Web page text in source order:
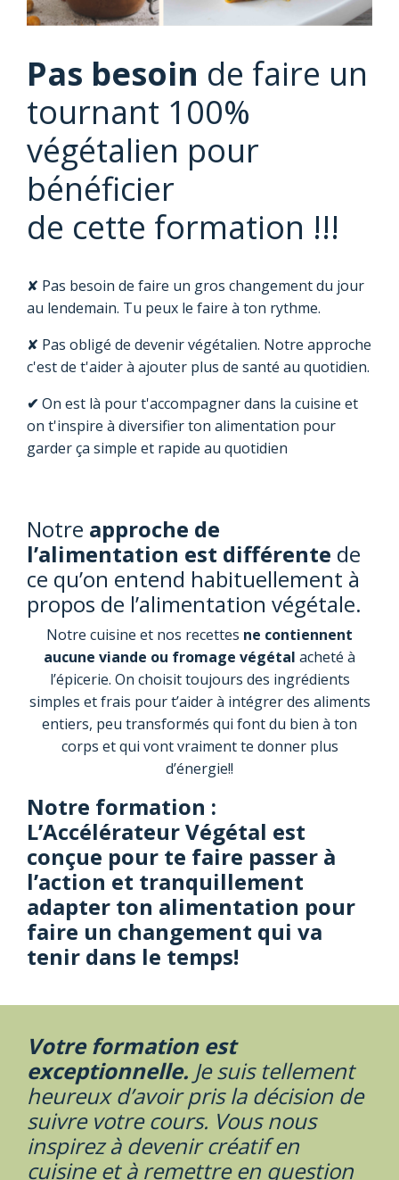
Pas besoin de faire un
tournant 100%
végétalien pour
bénéficier
de cette formation !!!
✘ Pas besoin de faire un gros changement du jour
au lendemain. Tu peux le faire à ton rythme.
✘ Pas obligé de devenir végétalien. Notre approche
c'est de t'aider à ajouter plus de santé au quotidien.
✔ On est là pour t'accompagner dans la cuisine et
on t'inspire à diversifier ton alimentation pour
garder ça simple et rapide au quotidien
Notre approche de
l’alimentation est différente de
ce qu’on entend habituellement à
propos de l’alimentation végétale.
Notre cuisine et nos recettes ne contiennent
aucune viande ou fromage végétal acheté à
l’épicerie. On choisit toujours des ingrédients
simples et frais pour t’aider à intégrer des aliments
entiers, peu transformés qui font du bien à ton
corps et qui vont vraiment te donner plus
d’énergie!!
Notre formation :
L’Accélérateur Végétal est
conçue pour te faire passer à
l’action et tranquillement
adapter ton alimentation pour
faire un changement qui va
tenir dans le temps!
Votre formation est
exceptionnelle. Je suis tellement
heureux d’avoir pris la décision de
suivre votre cours. Vous nous
inspirez à devenir créatif en
cuisine et à remettre en question